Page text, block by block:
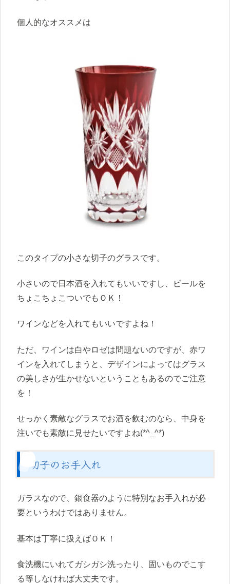
個人的なオススメは
このタイプの小さな切子のグラスです。
小さいので日本酒を入れてもいいですし、ビールを
ちょこちょこついでもＯＫ！
ワインなどを入れてもいいですよね！
ただ、ワインは白やロゼは問題ないのですが、赤ワ
インを入れてしまうと、デザインによってはグラス
の美しさが生かせないということもあるのでご注意
を！
せっかく素敵なグラスでお酒を飲むのなら、中身を
注いでも素敵に見せたいですよね(*^_^*)
切子のお手入れ
ガラスなので、銀食器のように特別なお手入れが必
要というわけではありません。
基本は丁寧に扱えばＯＫ！
食洗機にいれてガシガシ洗ったり、固いものでこす
る等しなければ大丈夫です。